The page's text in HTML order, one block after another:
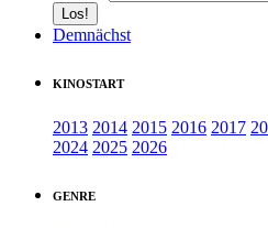
Demnächst
KINOSTART
2013 2014 2015 2016 2017
2024 2025 2026
GENRE